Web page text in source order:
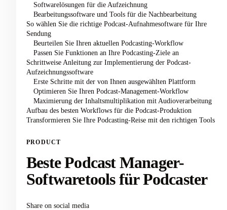
Softwarelösungen für die Aufzeichnung
Bearbeitungssoftware und Tools für die Nachbearbeitung
So wählen Sie die richtige Podcast-Aufnahmesoftware für Ihre
Sendung
Beurteilen Sie Ihren aktuellen Podcasting-Workflow
Passen Sie Funktionen an Ihre Podcasting-Ziele an
Schrittweise Anleitung zur Implementierung der Podcast-
Aufzeichnungssoftware
Erste Schritte mit der von Ihnen ausgewählten Plattform
Optimieren Sie Ihren Podcast-Management-Workflow
Maximierung der Inhaltsmultiplikation mit Audioverarbeitung
Aufbau des besten Workflows für die Podcast-Produktion
Transformieren Sie Ihre Podcasting-Reise mit den richtigen Tools
PRODUCT
Beste Podcast Manager-
Softwaretools für Podcaster
Share on social media